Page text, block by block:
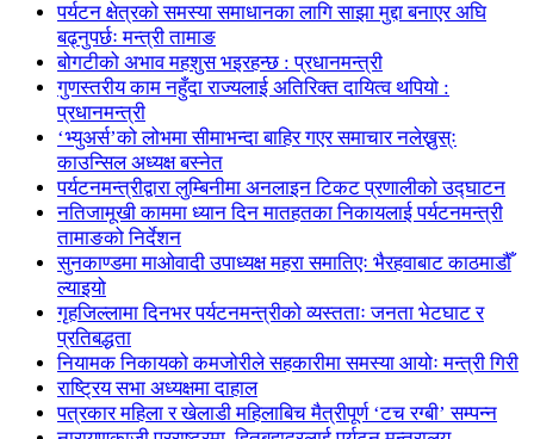
पर्यटन क्षेत्रको समस्या समाधानका लागि साझा मुद्दा बनाएर अघि
बढ्नुपर्छः मन्त्री तामाङ
बोगटीको अभाव महशुस भइरहन्छ : प्रधानमन्त्री
गुणस्तरीय काम नहुँदा राज्यलाई अतिरिक्त दायित्व थपियो :
प्रधानमन्त्री
‘भ्युअर्स’को लोभमा सीमाभन्दा बाहिर गएर समाचार नलेख्नुस्ः
काउन्सिल अध्यक्ष बस्नेत
पर्यटनमन्त्रीद्वारा लुम्बिनीमा अनलाइन टिकट प्रणालीको उद्घाटन
नतिजामूखी काममा ध्यान दिन मातहतका निकायलाई पर्यटनमन्त्री
तामाङको निर्देशन
सुनकाण्डमा मा‌ओवादी उपाध्यक्ष महरा समातिएः भैरहवाबाट काठमाडौँ
ल्याइयो
गृहजिल्लामा दिनभर पर्यटनमन्त्रीको व्यस्तताः जनता भेटघाट र
प्रतिबद्धता
नियामक निकायको कमजोरीले सहकारीमा समस्या आयोः मन्त्री गिरी
राष्ट्रिय सभा अध्यक्षमा दाहाल
पत्रकार महिला र खेलाडी महिलाबिच मैत्रीपूर्ण ‘टच रग्बी’ सम्पन्न